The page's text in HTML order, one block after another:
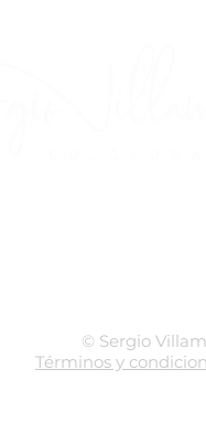
© Sergio
Términos y